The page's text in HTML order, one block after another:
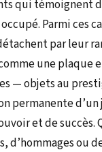
qui témoignent
Parmi ces
par leur
une plaque
— objets au
permanente
et de succès.
d’hommages ou